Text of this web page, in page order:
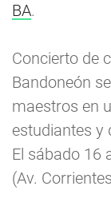
BA.
Concierto de
Bandoneón
maestros en
estudiantes y
El sábado 16
(Av.